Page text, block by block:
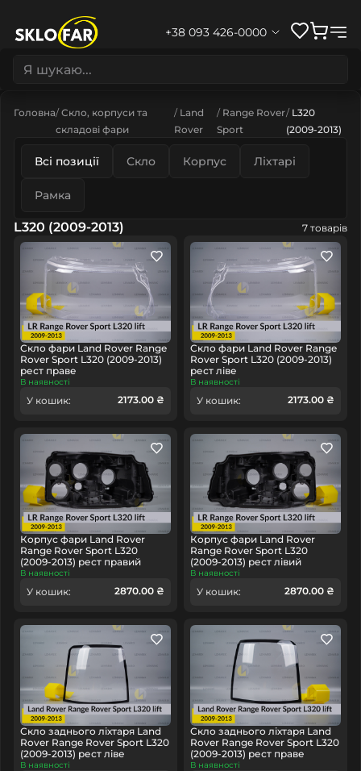
+38 093 426-0000
Головна Скло, корпуси та
складові фари
Land
Rover
Range Rover
Sport
L320
(2009-2013)
Всі позиції Скло Корпус Ліхтарі
Рамка
L320 (2009-2013) 7 товарів
Скло фари Land Rover Range
Rover Sport L320 (2009-2013)
рест праве
В наявності
У кошик: 2173.00 ₴
Скло фари Land Rover Range
Rover Sport L320 (2009-2013)
рест ліве
В наявності
У кошик: 2173.00 ₴
Корпус фари Land Rover
Range Rover Sport L320
(2009-2013) рест правий
В наявності
У кошик: 2870.00 ₴
Корпус фари Land Rover
Range Rover Sport L320
(2009-2013) рест лівий
В наявності
У кошик: 2870.00 ₴
Скло заднього ліхтаря Land
Rover Range Rover Sport L320
(2009-2013) рест ліве
В наявності
Скло заднього ліхтаря Land
Rover Range Rover Sport L320
(2009-2013) рест праве
В наявності